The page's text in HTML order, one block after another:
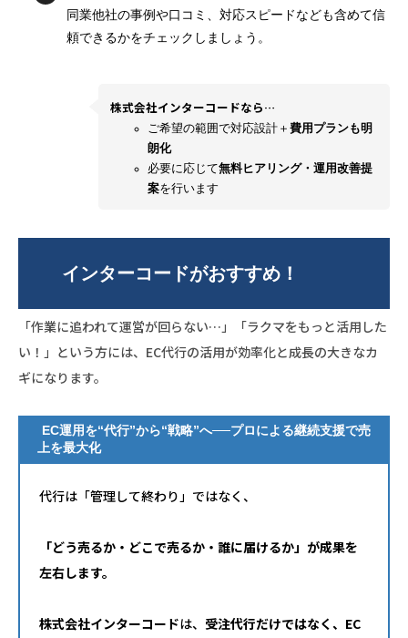
同業他社の事例や口コミ、対応スピードなども含めて信
頼できるかをチェックしましょう。
株式会社インターコードなら…
ご希望の範囲で対応設計＋費用プランも明
朗化
必要に応じて無料ヒアリング・運用改善提
案を行います
インターコードがおすすめ！
「作業に追われて運営が回らない…」「ラクマをもっと活用した
い！」という方には、EC代行の活用が効率化と成長の大きなカ
ギになります。
EC運用を“代行”から“戦略”へ──プロによる継続支援で売
上を最大化
代行は「管理して終わり」ではなく、
「どう売るか・どこで売るか・誰に届けるか」が成果を
左右します。
株式会社インターコードは、 受注代行だけではなく、EC